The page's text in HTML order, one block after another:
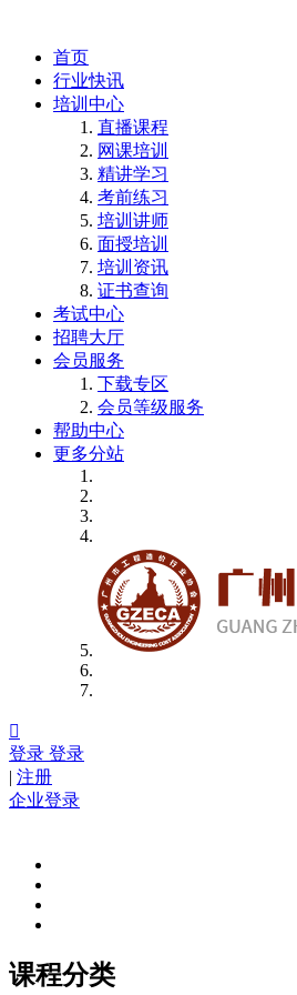
首页
行业快讯
培训中心
直播课程
网课培训
精讲学习
考前练习
培训讲师
面授培训
培训资讯
证书查询
考试中心
招聘大厅
会员服务
下载专区
会员等级服务
帮助中心
更多分站

登录 登录
| 注册
企业登录
课程分类